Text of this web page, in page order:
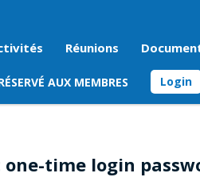
Réunions
AUX MEMBRES Login
one-time login